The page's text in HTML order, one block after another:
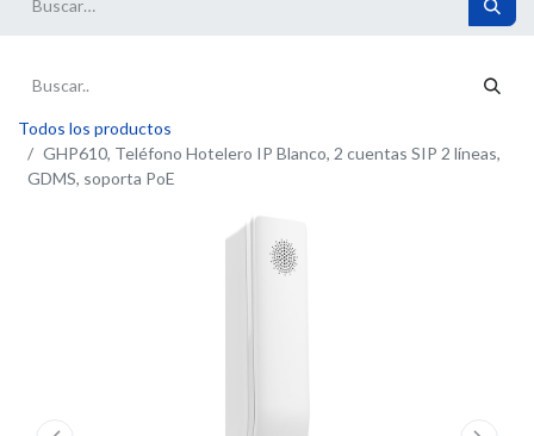
Todos los productos
GHP610, Teléfono Hotelero IP Blanco, 2 cuentas SIP 2 líneas,
GDMS, soporta PoE